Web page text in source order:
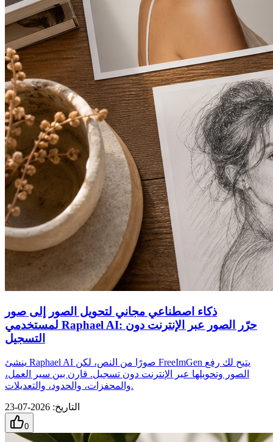
ذكاء اصطناعي مجاني لتحويل الصور إلى صور
لمستخدمي Raphael AI: حرّر الصور عبر الإنترنت دون
التسجيل
ينشئ Raphael AI صورًا من النص، لكن FreeImGen يتيح لك رفع
الصور وتحويلها عبر الإنترنت دون تسجيل. قارن بين سير العمل،
والمحفزات، والحدود، والتعديلات.
التاريخ:
2026-07-23
0